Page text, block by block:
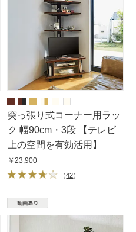
突っ張り式コーナー用ラッ
ク 幅90cm・3段 【テレビ
上の空間を有効活用】
￥23,900
（42）